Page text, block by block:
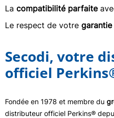
La compatibilité parfaite
Le respect de votre
Secodi, votre
officiel
Fondée en 1978 et membre du
distributeur officiel Perkins®